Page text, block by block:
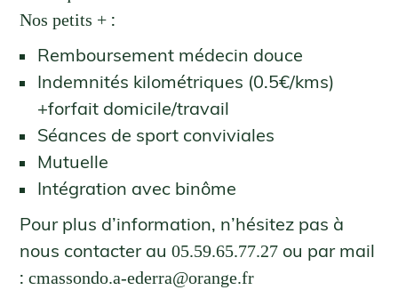
Nos petits + :
Remboursement médecin douce
Indemnités kilométriques (0.5€/kms)
+forfait domicile/travail
Séances de sport conviviales
Mutuelle
Intégration avec binôme
Pour plus d’information, n’hésitez pas à
nous contacter au05.59.65.77.27 ou par mail
:cmassondo.a-ederra@orange.fr